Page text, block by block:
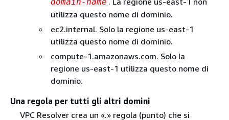
utilizza questo nome di dominio.
ec2.internal. Solo la regione us-east-1
utilizza questo nome di dominio.
compute-1.amazonaws.com. Solo la
regione us-east-1 utilizza questo nome di
dominio.
Una regola per tutti gli altri domini
VPC Resolver crea un «.» regola (punto) che si